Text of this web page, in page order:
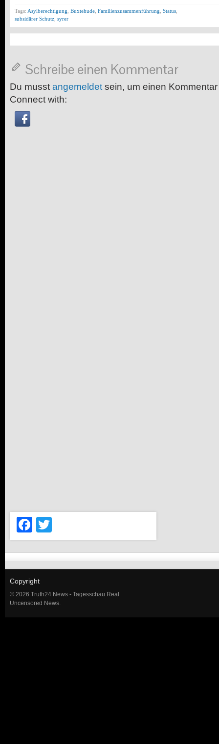
Tags: Asylberechtigung Buxtehude Familienzusammenführung Status
subsidärer Schutz syrer
Schreibe einen Kommentar
Du musst angemeldet sein, um einen
Connect with:
Facebook
Copyright
© 2026 Truth24 News - Tagesschau Real
Uncensored News.